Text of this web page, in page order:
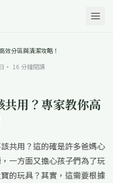
效分區與清潔攻略！
· 16 分鐘閱讀
用？專家教你高
共用？這的確是許多爸媽心
一方面又擔心孩子們為了玩
的玩具？其實，這需要根據